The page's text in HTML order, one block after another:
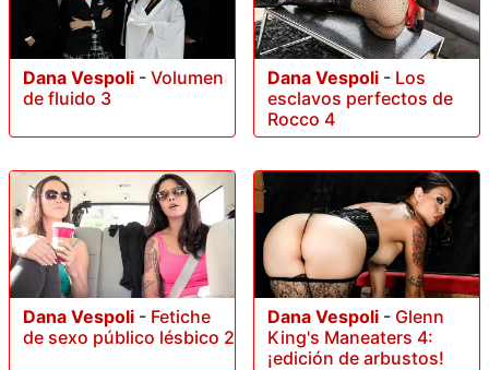
Dana Vespoli - Volumen
de fluido 3
Dana Vespoli - Los
esclavos perfectos de
Rocco 4
Dana Vespoli - Fetiche
de sexo público lésbico 2
Dana Vespoli - Glenn
King's Maneaters 4:
¡edición de arbustos!